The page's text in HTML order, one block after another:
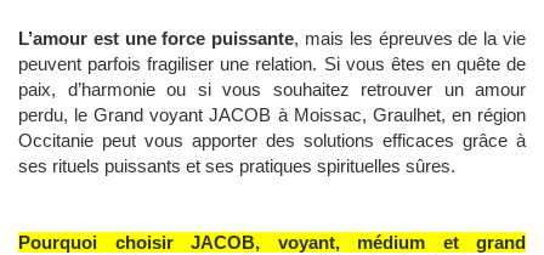
L’amour est une force puissante, mais les épreuves de la vie
peuvent parfois fragiliser une relation. Si vous êtes en quête de
paix, d’harmonie ou si vous souhaitez retrouver un amour
perdu, le Grand voyant JACOB à Moissac, Graulhet, en région
Occitanie peut vous apporter des solutions efficaces grâce à
ses rituels puissants et ses pratiques spirituelles sûres.
Pourquoi choisir JACOB, voyant, médium et grand